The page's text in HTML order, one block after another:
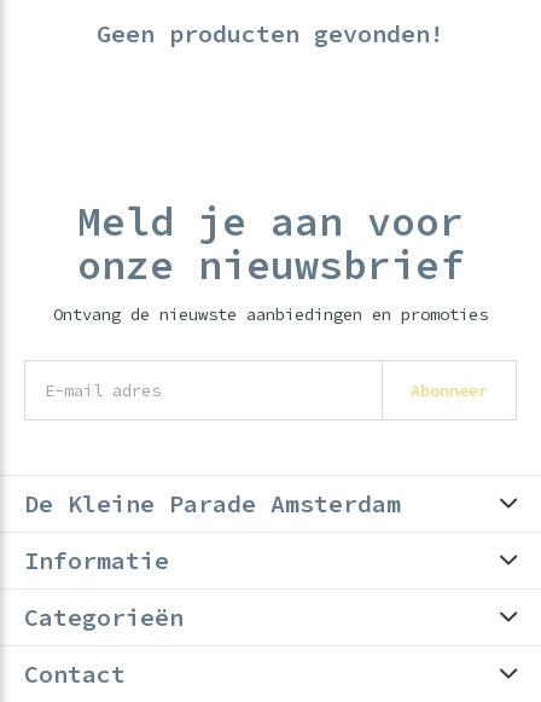
Geen producten gevonden!
Meld je aan voor
onze nieuwsbrief
Ontvang de nieuwste aanbiedingen en promoties
Abonneer
De Kleine Parade Amsterdam
Informatie
Categorieën
Contact